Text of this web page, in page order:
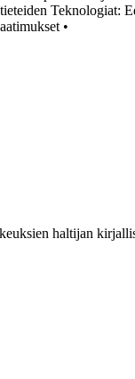
Teknologiat:
•
haltijan